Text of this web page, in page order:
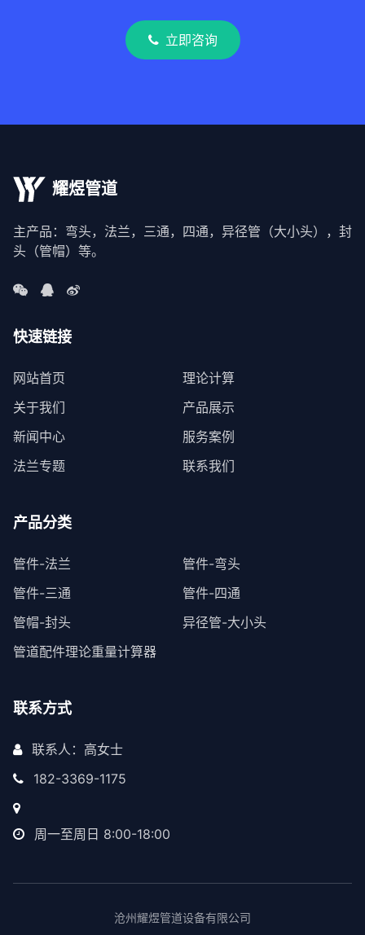
立即咨询
耀煜管道
主产品：弯头，法兰，三通，四通，异径管（大小头），封
头（管帽）等。
快速链接
网站首页
理论计算
关于我们
产品展示
新闻中心
服务案例
法兰专题
联系我们
产品分类
管件-法兰
管件-弯头
管件-三通
管件-四通
管帽-封头
异径管-大小头
管道配件理论重量计算器
联系方式
联系人：高女士
182-3369-1175
周一至周日 8:00-18:00
沧州耀煜管道设备有限公司